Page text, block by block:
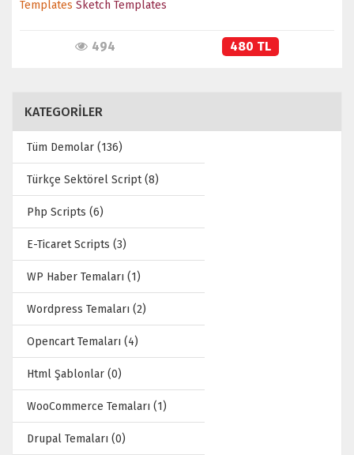
Templates Sketch Templates
494 480 TL
KATEGORİLER
Tüm Demolar (136)
Türkçe Sektörel Script (8)
Php Scripts (6)
E-Ticaret Scripts (3)
WP Haber Temaları (1)
Wordpress Temaları (2)
Opencart Temaları (4)
Html Şablonlar (0)
WooCommerce Temaları (1)
Drupal Temaları (0)